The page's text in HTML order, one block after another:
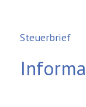
Steuerbrief